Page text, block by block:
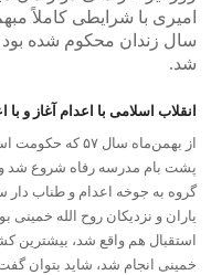
سال زندان محکوم شده بود
شد.
انقلاب اسلامی با اعدام آغاز و با
از بهمن‌ماه سال
پشت بام مدرسه رفاه شروع شد
گروه به جوخه اعدام و طناب دار
یاران و نزدیکان روح الله خمینی
خمینی انجام شد، شاید بتوان